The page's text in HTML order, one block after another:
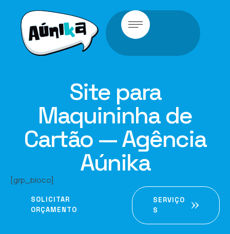
Site para
Maquininha de
Cartão — Agência
Aúnika
[grp_bloco]
SOLICITAR
ORÇAMENTO
SERVIÇO
S